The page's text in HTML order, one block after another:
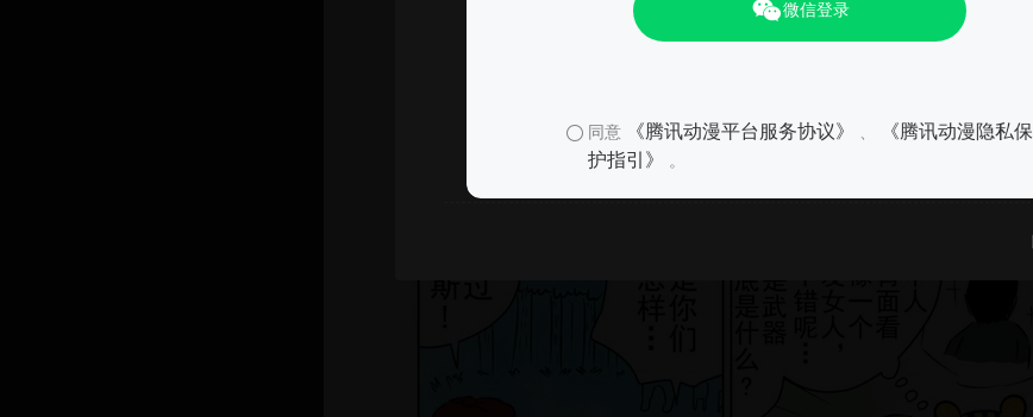
微信登录
同意 《腾讯动漫平台服务协议》
《腾讯动漫隐私保
护指引》
。